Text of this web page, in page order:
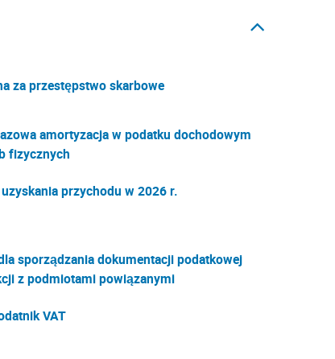
za przestępstwo skarbowe
amortyzacja w podatku dochodowym
fizycznych
przychodu w 2026 r.
sporządzania dokumentacji podatkowej
z podmiotami powiązanymi
VAT